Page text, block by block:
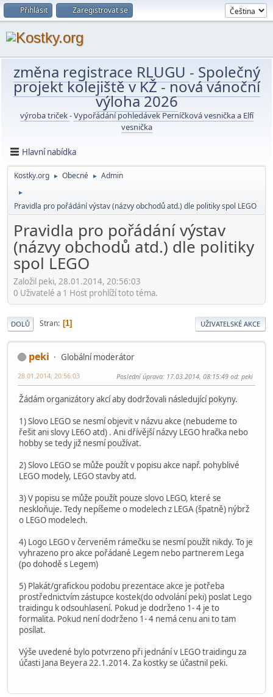
Přihlásit Zaregistrovat se
změna registrace RLUGU - Společný
projekt kolejiště v KŽ-nová vánoční
výloha 2026
výroba triček-Vypořádání pohledávek Perníčková vesnička a Elfí
vesnička
Hlavní nabídka
Kostky.org ► Obecné ► Admin
►
Pravidla pro pořádání výstav (názvy obchodů atd.) dle politiky spol LEGO
Pravidla pro pořádání výstav
(názvy obchodů atd.) dle politiky
spol LEGO
Založil peki, 28.01.2014, 20:56:03
0 Uživatelé a 1 Host prohlíží toto téma.
DOLŮ Stran 1 UŽIVATELSKÉ AKCE
peki Globální moderátor
28.01.2014, 20:56:03 Poslední úprava: 17.03.2014, 08:15:49 od: peki
Žádám organizátory akcí aby dodržovali následující pokyny.
1) Slovo LEGO se nesmí objevit v názvu akce (nebudeme to
řešit ani slovy LE6O atd) . Ani dřívější názvy LEGO hračka nebo
hobby se tedy již nesmí používat.
2) Slovo LEGO se může použít v popisu akce např. pohyblivé
LEGO modely, LEGO stavby atd.
3) V popisu se může použít pouze slovo LEGO, které se
neskloňuje. Tedy nepíšeme o modelech z LEGA (špatně) nýbrž
o LEGO modelech.
4) Logo LEGO v červeném rámečku se nesmí použít nikdy. To je
vyhrazeno pro akce pořádané Legem nebo partnerem Lega
(po dohodě s Legem)
5) Plakát/grafickou podobu prezentace akce je potřeba
prostřednictvím zástupce kostek(do odvolání peki) poslat Lego
traidingu k odsouhlasení. Pokud je dodrženo 1- 4 je to
formalita. Pokud není dodrženo 1- 4 nemá cenu ani to tam
posílat.
Výše uvedené bylo potvrzeno při jednání v LEGO traidingu za
účasti Jana Beyera 22.1.2014. Za kostky se účastnil peki.